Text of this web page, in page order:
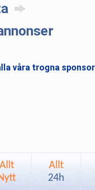
våra trogna
Allt
Allt
24h